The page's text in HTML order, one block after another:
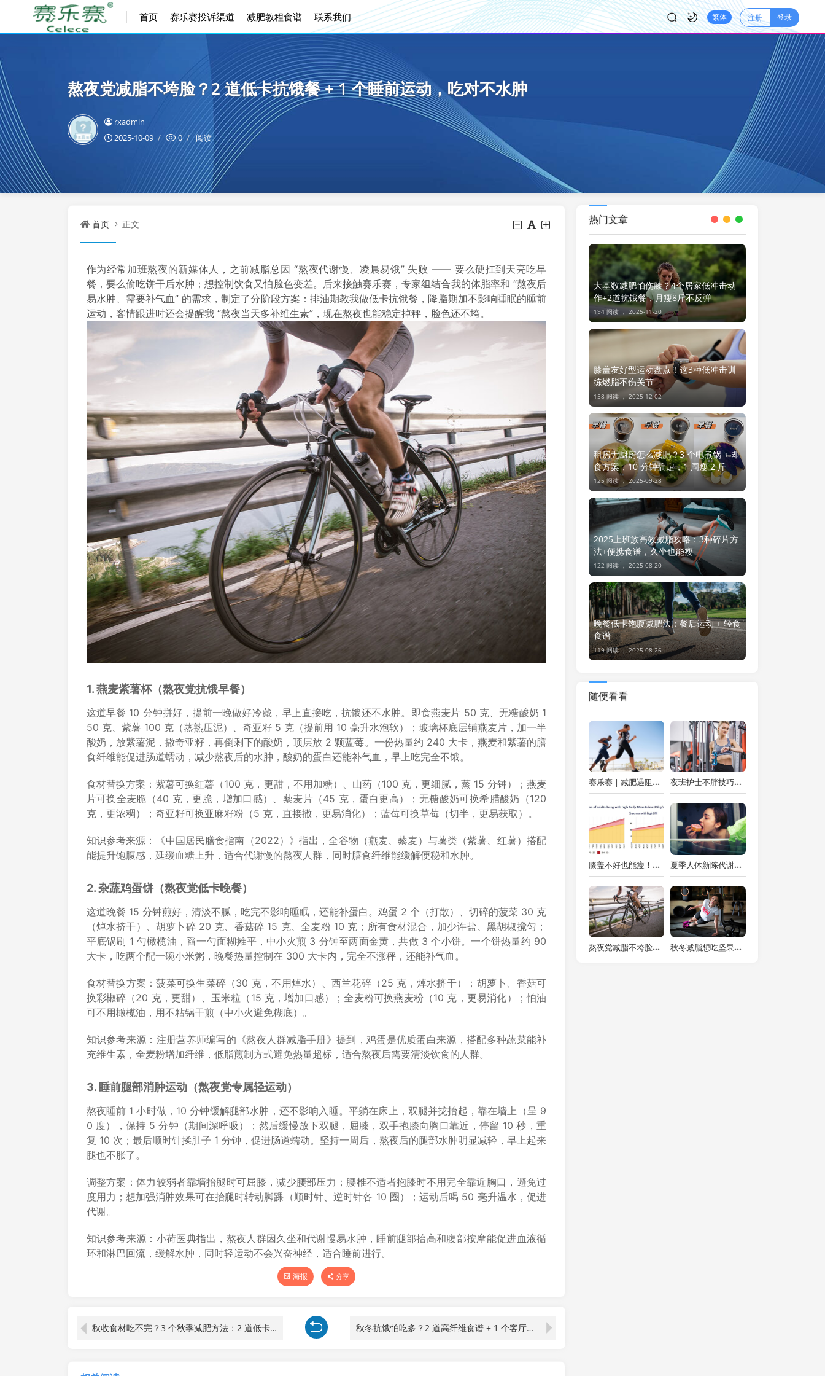
首页 赛乐赛投诉渠道 减肥教程食谱 联系我们 繁体 注册 登录
熬夜党减脂不垮脸？2 道低卡抗饿餐 + 1 个睡前运动，吃对不水肿
rxadmin
2025-10-09
0 阅读
首页 正文
作为经常加班熬夜的新媒体人，之前减脂总因 “熬夜代谢慢、凌晨易饿” 失败 —— 要么硬扛到天亮吃早
餐，要么偷吃饼干后水肿；想控制饮食又怕脸色变差。后来接触赛乐赛，专家组结合我的体脂率和 “熬夜后
易水肿、需要补气血” 的需求，制定了分阶段方案：排油期教我做低卡抗饿餐，降脂期加不影响睡眠的睡前
运动，客情跟进时还会提醒我 “熬夜当天多补维生素”，现在熬夜也能稳定掉秤，脸色还不垮。
1. 燕麦紫薯杯（熬夜党抗饿早餐）
这道早餐 10 分钟拼好，提前一晚做好冷藏，早上直接吃，抗饿还不水肿。即食燕麦片 50 克、无糖酸奶 1
50 克、紫薯 100 克（蒸熟压泥）、奇亚籽 5 克（提前用 10 毫升水泡软）；玻璃杯底层铺燕麦片，加一半
酸奶，放紫薯泥，撒奇亚籽，再倒剩下的酸奶，顶层放 2 颗蓝莓。一份热量约 240 大卡，燕麦和紫薯的膳
食纤维能促进肠道蠕动，减少熬夜后的水肿，酸奶的蛋白还能补气血，早上吃完全不饿。
食材替换方案：紫薯可换红薯（100 克，更甜，不用加糖）、山药（100 克，更细腻，蒸 15 分钟）；燕麦
片可换全麦脆（40 克，更脆，增加口感）、藜麦片（45 克，蛋白更高）；无糖酸奶可换希腊酸奶（120
克，更浓稠）；奇亚籽可换亚麻籽粉（5 克，直接撒，更易消化）；蓝莓可换草莓（切半，更易获取）。
知识参考来源：《中国居民膳食指南（2022）》指出，全谷物（燕麦、藜麦）与薯类（紫薯、红薯）搭配
能提升饱腹感，延缓血糖上升，适合代谢慢的熬夜人群，同时膳食纤维能缓解便秘和水肿。
2. 杂蔬鸡蛋饼（熬夜党低卡晚餐）
这道晚餐 15 分钟煎好，清淡不腻，吃完不影响睡眠，还能补蛋白。鸡蛋 2 个（打散）、切碎的菠菜 30 克
（焯水挤干）、胡萝卜碎 20 克、香菇碎 15 克、全麦粉 10 克；所有食材混合，加少许盐、黑胡椒搅匀；
平底锅刷 1 勺橄榄油，舀一勺面糊摊平，中小火煎 3 分钟至两面金黄，共做 3 个小饼。一个饼热量约 90
大卡，吃两个配一碗小米粥，晚餐热量控制在 300 大卡内，完全不涨秤，还能补气血。
食材替换方案：菠菜可换生菜碎（30 克，不用焯水）、西兰花碎（25 克，焯水挤干）；胡萝卜、香菇可
换彩椒碎（20 克，更甜）、玉米粒（15 克，增加口感）；全麦粉可换燕麦粉（10 克，更易消化）；怕油
可不用橄榄油，用不粘锅干煎（中小火避免糊底）。
知识参考来源：注册营养师编写的《熬夜人群减脂手册》提到，鸡蛋是优质蛋白来源，搭配多种蔬菜能补
充维生素，全麦粉增加纤维，低脂煎制方式避免热量超标，适合熬夜后需要清淡饮食的人群。
3. 睡前腿部消肿运动（熬夜党专属轻运动）
熬夜睡前 1 小时做，10 分钟缓解腿部水肿，还不影响入睡。平躺在床上，双腿并拢抬起，靠在墙上（呈 9
0 度），保持 5 分钟（期间深呼吸）；然后缓慢放下双腿，屈膝，双手抱膝向胸口靠近，停留 10 秒，重
复 10 次；最后顺时针揉肚子 1 分钟，促进肠道蠕动。坚持一周后，熬夜后的腿部水肿明显减轻，早上起来
腿也不胀了。
调整方案：体力较弱者靠墙抬腿时可屈膝，减少腰部压力；腰椎不适者抱膝时不用完全靠近胸口，避免过
度用力；想加强消肿效果可在抬腿时转动脚踝（顺时针、逆时针各 10 圈）；运动后喝 50 毫升温水，促进
代谢。
知识参考来源：小荷医典指出，熬夜人群因久坐和代谢慢易水肿，睡前腿部抬高和腹部按摩能促进血液循
环和淋巴回流，缓解水肿，同时轻运动不会兴奋神经，适合睡前进行。
海报 分享
秋收食材吃不完？3 个秋季减肥方法：2 道低卡利用餐 + 1 个家务运动，不浪费还掉秤 秋冬抗饿怕吃多？2 道高纤维食谱 + 1 个客厅运动，吃饱不涨秤
热门文章
大基数减肥怕伤膝？4个居家低冲击动
作+2道抗饿餐，月瘦8斤不反弹
194 阅读 ， 2025-11-20
膝盖友好型运动盘点！这3种低冲击训
练燃脂不伤关节
158 阅读 ， 2025-12-02
租房无厨房怎么减肥？3 个电煮锅 + 即
食方案，10 分钟搞定，1 周瘦 2 斤
125 阅读 ， 2025-09-28
2025上班族高效减脂攻略：3种碎片方
法+便携食谱，久坐也能瘦
122 阅读 ， 2025-08-20
晚餐低卡饱腹减肥法：餐后运动 + 轻食
食谱
119 阅读 ， 2025-08-26
随便看看
赛乐赛 | 减肥遇阻？这些因素或是 “罪魁祸首” 夜班护士不胖技巧！3 个熬夜减脂法，速食也能瘦，体重稳在 90 斤
膝盖不好也能瘦！3种护膝运动+2道软烂食谱，安全不受伤 夏季人体新陈代谢加快，是减肥的黄金时期
熬夜党减脂不垮脸？2 道低卡抗饿餐 + 1 个睡前运动，吃对不水肿 秋冬减脂想吃坚果不胖？2 道低卡坚果零食 + 1 个分装运动，解馋抗饿